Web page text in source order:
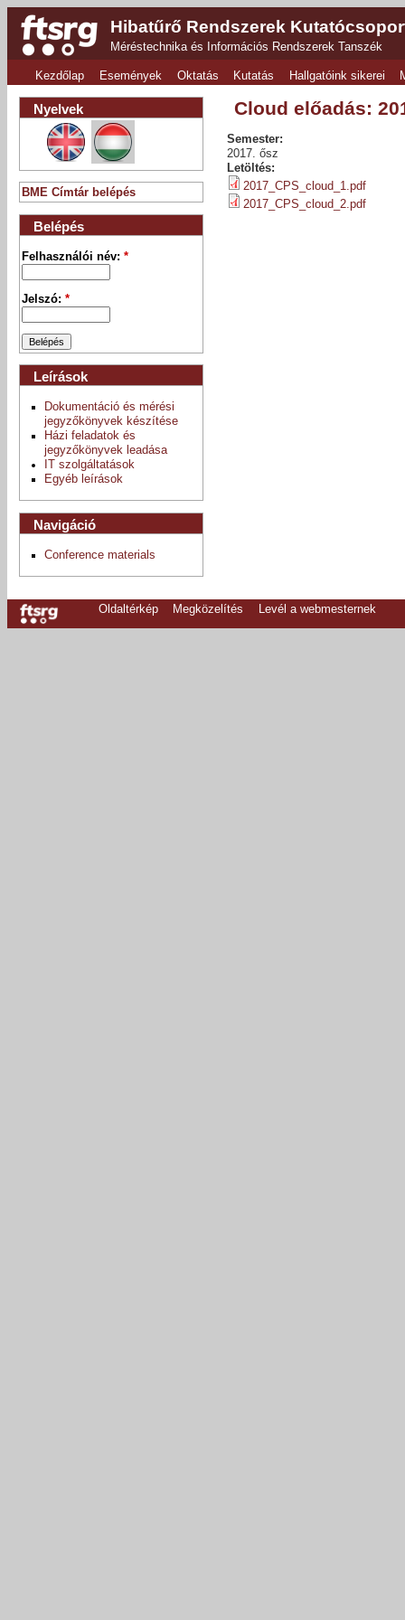
Hibatűrő Rendszerek
Méréstechnika és Információs Rendszerek Tanszék
Kezdőlap Események Oktatás Kutatás Hallgatóink sikerei
Cloud előadás:
Semester:
2017. ősz
Letöltés:
2017_CPS_cloud_1.pdf
2017_CPS_cloud_2.pdf
Nyelvek
BME Címtár belépés
Belépés
Felhasználói név:*
Jelszó:*
Leírások
Dokumentáció és mérési
jegyzőkönyvek készítése
Házi feladatok és
jegyzőkönyvek leadása
IT szolgáltatások
Egyéb leírások
Navigáció
Conference materials
Oldaltérkép Megközelítés Levél a webmesternek